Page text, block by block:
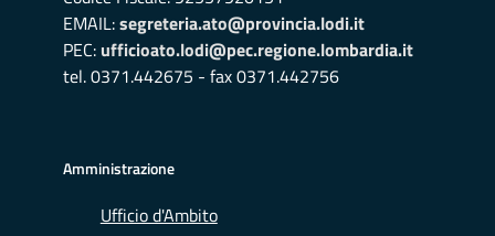
EMAIL:segreteria.ato@provincia.lodi.it
PEC: ufficioato.lodi@pec.regione.lombardia.it
tel. 0371.442675 - fax 0371.442756
Amministrazione
Ufficio d'Ambito